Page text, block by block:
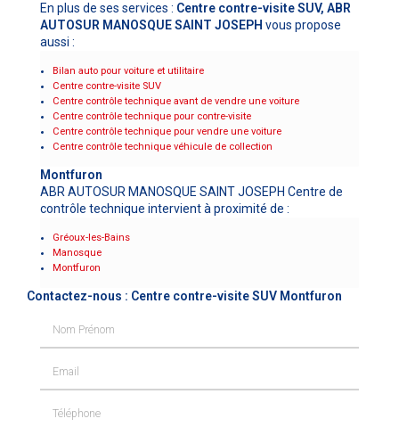
En plus de ses services : Centre contre-visite SUV, ABR
AUTOSUR MANOSQUE SAINT JOSEPH vous propose
aussi :
Bilan auto pour voiture et utilitaire
Centre contre-visite SUV
Centre contrôle technique avant de vendre une voiture
Centre contrôle technique pour contre-visite
Centre contrôle technique pour vendre une voiture
Centre contrôle technique véhicule de collection
Montfuron
ABR AUTOSUR MANOSQUE SAINT JOSEPH Centre de
contrôle technique intervient à proximité de :
Gréoux-les-Bains
Manosque
Montfuron
Contactez-nous : Centre contre-visite SUV Montfuron